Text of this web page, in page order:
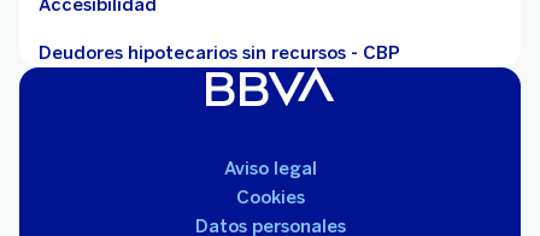
Accesibilidad
Deudores hipotecarios sin recursos - CBP
Aviso legal
Cookies
Datos personales